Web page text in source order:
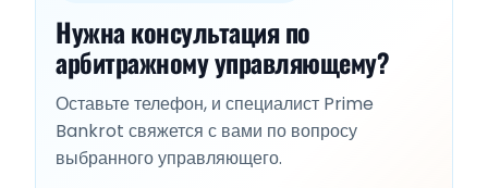
Нужна консультация по
арбитражному управляющему?
Оставьте телефон, и специалист Prime
Bankrot свяжется с вами по вопросу
выбранного управляющего.